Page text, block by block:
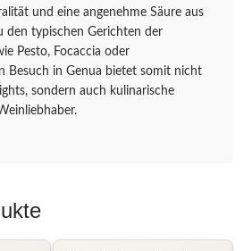
und eine angenehme Säure aus
den typischen Gerichten der
Pesto, Focaccia oder
Besuch in Genua bietet somit nicht
sondern auch kulinarische